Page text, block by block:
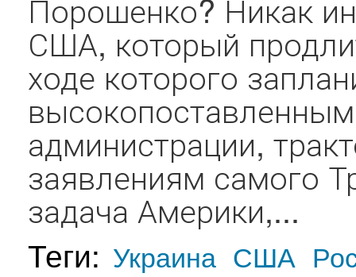
Порошенко? Никак
США, который
ходе которого
администрации,
заявлениям самого
задача Америки,...
Теги: Украина США